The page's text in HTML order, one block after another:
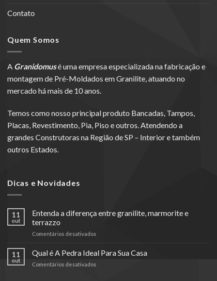
Contato
Quem Somos
A Granidomusé uma empresa especializada na fabricação e
montagem de Pré-Moldados em Granilite, atuando no
mercado há mais de 10 anos.
Temos como nosso principal produto Bancadas, Tampos,
Placas, Revestimento, Pia, Piso e outros. Atendendo a
grandes Construtoras na Região de SP – Interior e também
outros Estados.
Dicas e Novidades
11
out
Entenda a diferença entre granilite, marmorite e
terrazzo
Comentários desativados
a
diferença
11
out
Qual é A Pedra Ideal Para Sua Casa
Comentários desativados